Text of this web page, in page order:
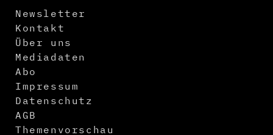
Newsletter
Kontakt
Über uns
Mediadaten
Abo
Impressum
Datenschutz
AGB
Themenvorschau